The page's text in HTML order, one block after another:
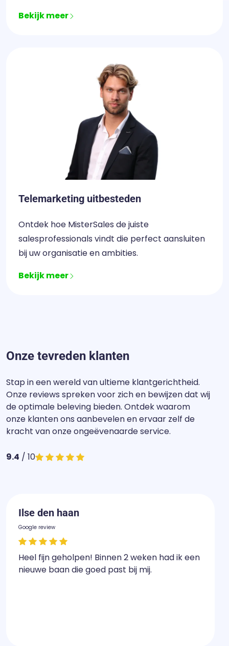
Bekijk meer
Telemarketing uitbesteden
Ontdek hoe MisterSales de juiste
salesprofessionals vindt die perfect aansluiten
bij uw organisatie en ambities.
Bekijk meer
Onze tevreden klanten
Stap in een wereld van ultieme klantgerichtheid.
Onze reviews spreken voor zich en bewijzen dat wij
de optimale beleving bieden. Ontdek waarom
onze klanten ons aanbevelen en ervaar zelf de
kracht van onze ongeëvenaarde service.
9.4 / 10
Ilse den haan
Google review
Heel fijn geholpen! Binnen 2 weken had ik een
nieuwe baan die goed past bij mij.